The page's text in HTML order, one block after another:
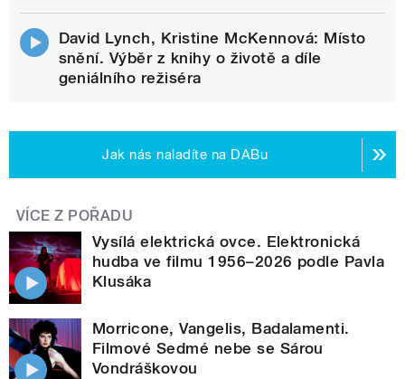
David Lynch, Kristine McKennová: Místo
snění. Výběr z knihy o životě a díle
geniálního režiséra
Jak nás naladíte na DABu
VÍCE Z POŘADU
Vysílá elektrická ovce. Elektronická
hudba ve filmu 1956–2026 podle Pavla
Klusáka
Morricone, Vangelis, Badalamenti.
Filmové Sedmé nebe se Sárou
Vondráškovou